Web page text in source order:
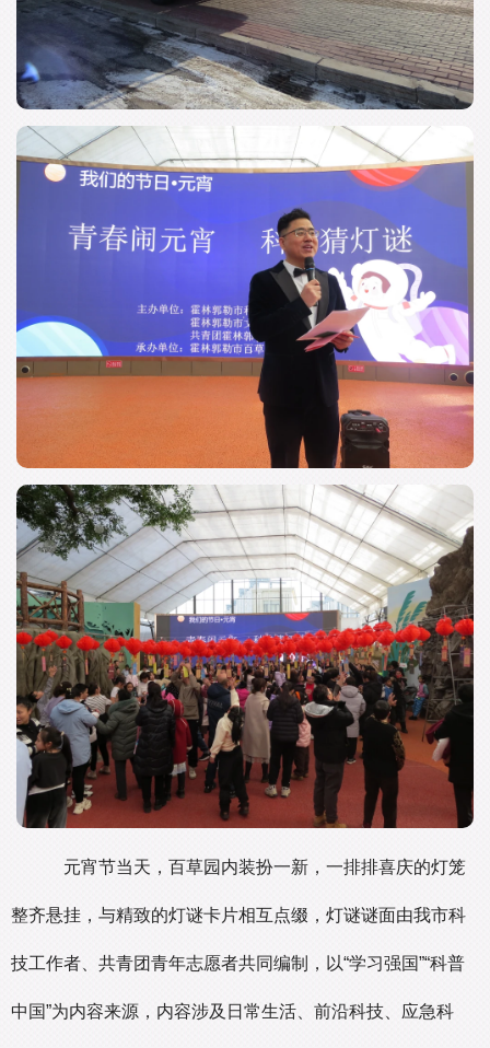
元宵节当天，百草园内装扮一新，一排排喜庆的灯笼
整齐悬挂，与精致的灯谜卡片相互点缀，灯谜谜面由我市科
技工作者、共青团青年志愿者共同编制，以“学习强国”“科普
中国”为内容来源，内容涉及日常生活、前沿科技、应急科